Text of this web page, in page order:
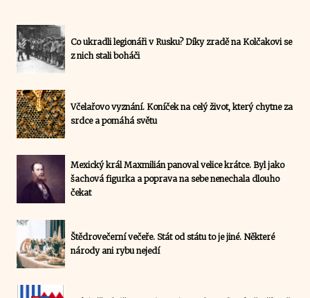
Co ukradli legionáři v Rusku? Díky zradě na Kolčakovi se
z nich stali boháči
Včelařovo vyznání. Koníček na celý život, který chytne za
srdce a pomáhá světu
Mexický král Maxmilián panoval velice krátce. Byl jako
šachová figurka a poprava na sebe nenechala dlouho
čekat
Štědrovečerní večeře. Stát od státu to je jiné. Některé
národy ani rybu nejedí